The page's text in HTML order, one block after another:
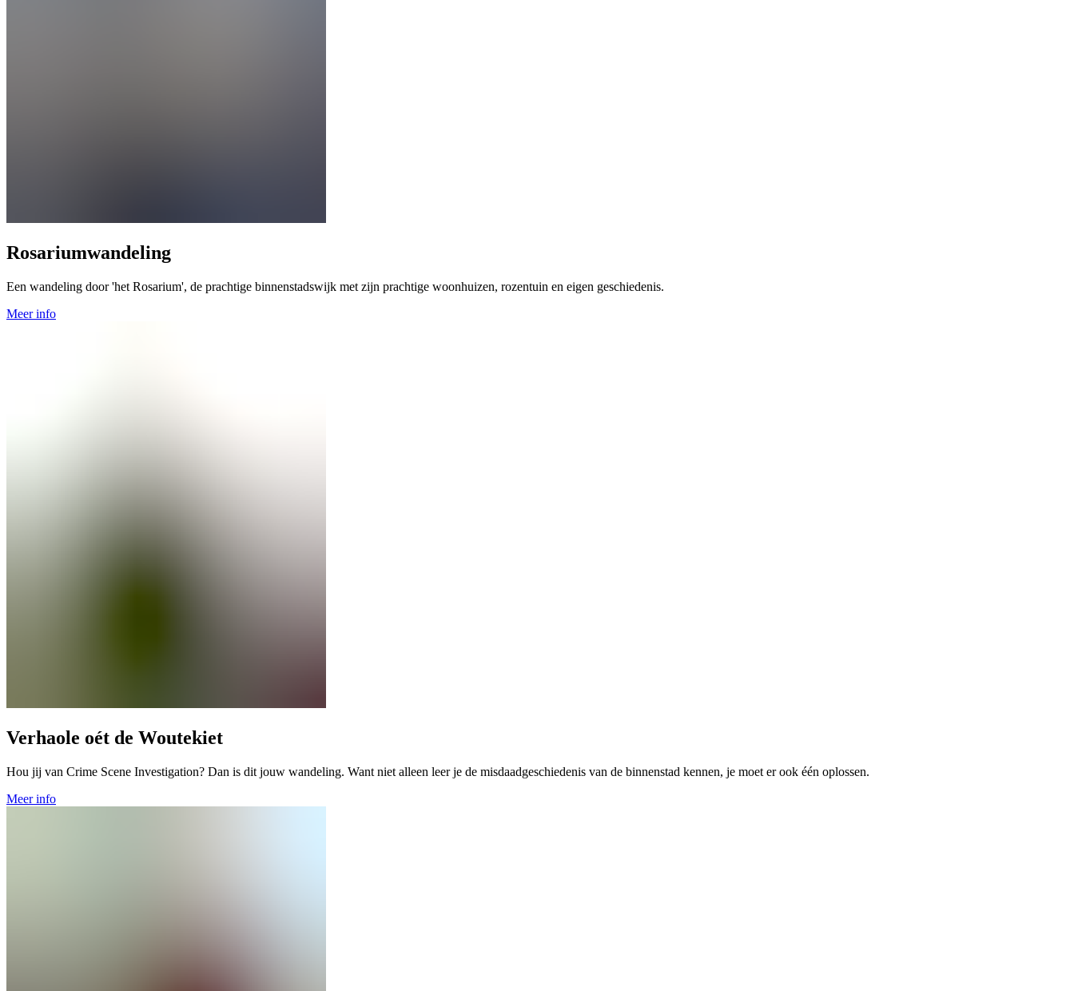
Rosariumwandeling
Een wandeling door 'het Rosarium', de prachtige binnenstadswijk met zijn prachtige woonhuizen, rozentuin en eigen geschiedenis.
Meer info
Verhaole oét de Woutekiet
Hou jij van Crime Scene Investigation? Dan is dit jouw wandeling. Want niet alleen leer je de misdaadgeschiedenis van de binnenstad kennen, je moet er ook één oplossen.
Meer info